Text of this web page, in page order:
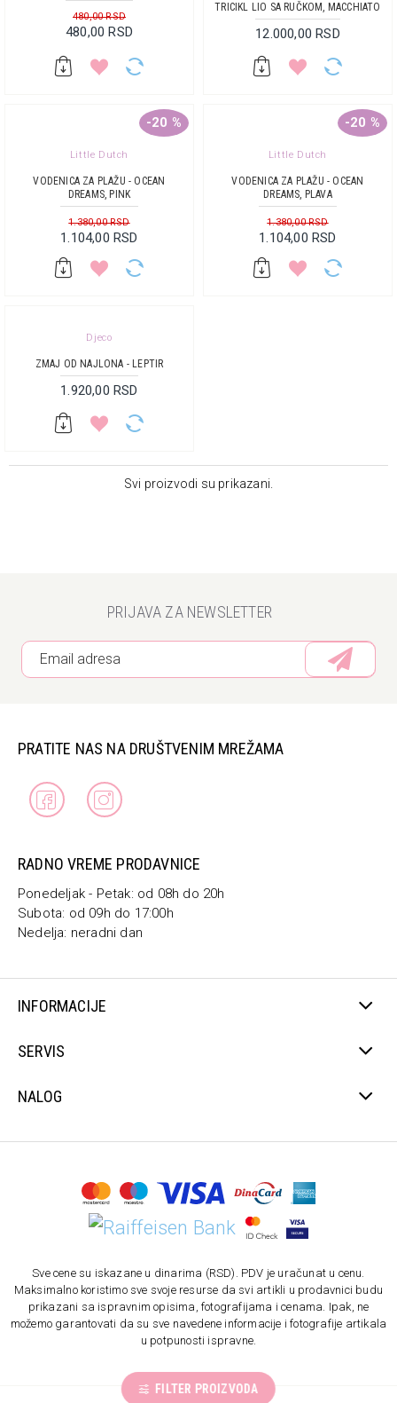
480,00 RSD
480,00 RSD
TRICIKL LIO SA RUČKOM, MACCHIATO
12.000,00 RSD
-20 %
Little Dutch
VODENICA ZA PLAŽU - OCEAN
DREAMS, PINK
1.104,00 RSD
1.380,00 RSD
-20 %
Little Dutch
VODENICA ZA PLAŽU - OCEAN
DREAMS, PLAVA
1.104,00 RSD
1.380,00 RSD
Djeco
ZMAJ OD NAJLONA - LEPTIR
1.920,00 RSD
Svi proizvodi su prikazani.
PRIJAVA ZA NEWSLETTER
PRATITE NAS NA DRUŠTVENIM MREŽAMA
RADNO VREME PRODAVNICE
Ponedeljak - Petak: od 08h do 20h
Subota: od 09h do 17:00h
Nedelja: neradni dan
INFORMACIJE
SERVIS
NALOG
Sve cene su iskazane u dinarima (RSD). PDV je uračunat u cenu.
Maksimalno koristimo sve svoje resurse da svi artikli u prodavnici budu
prikazani sa ispravnim opisima, fotografijama i cenama. Ipak, ne
možemo garantovati da su sve navedene informacije i fotografije artikala
u potpunosti ispravne.
FILTER PROIZVODA